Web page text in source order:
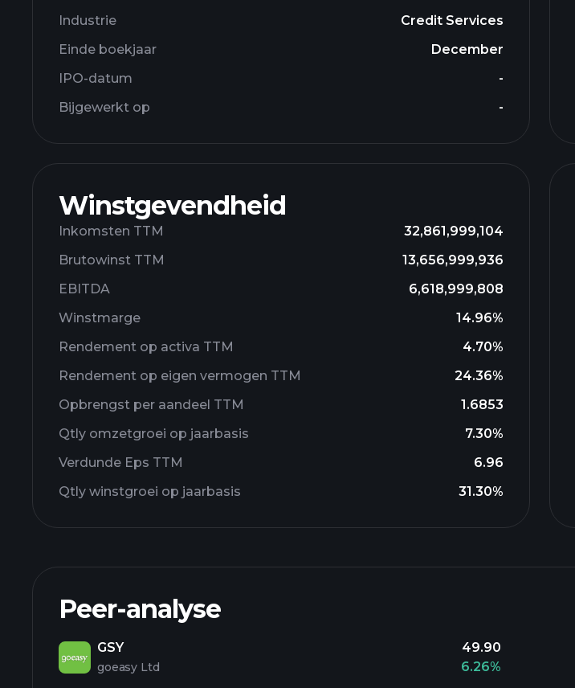
Industrie
Credit Services
Einde boekjaar
December
IPO-datum
-
Bijgewerkt op
-
Winstgevendheid
Inkomsten TTM
32,861,999,104
Brutowinst TTM
13,656,999,936
EBITDA
6,618,999,808
Winstmarge
14.96%
Rendement op activa TTM
4.70%
Rendement op eigen vermogen TTM
24.36%
Opbrengst per aandeel TTM
1.6853
Qtly omzetgroei op jaarbasis
7.30%
Verdunde Eps TTM
6.96
Qtly winstgroei op jaarbasis
31.30%
Peer-analyse
GSY
goeasy Ltd
49.90
6.26%